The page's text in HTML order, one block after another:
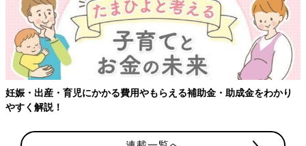
妊娠・出産・育児にかかる費用やもらえる補助金・助成金をわかり
やすく解説！